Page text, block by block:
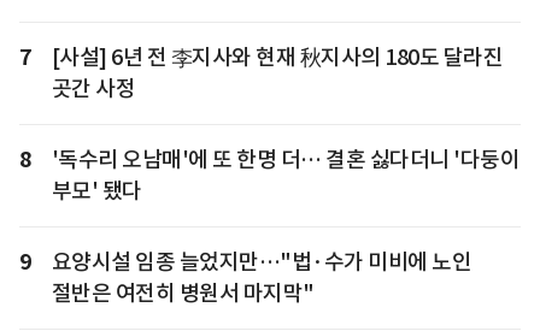
7
[사설] 6년 전 李지사와 현재 秋지사의 180도 달라진
곳간 사정
8
'독수리 오남매'에 또 한명 더… 결혼 싫다더니 '다둥이
부모' 됐다
9
요양시설 임종 늘었지만…"법·수가 미비에 노인
절반은 여전히 병원서 마지막"